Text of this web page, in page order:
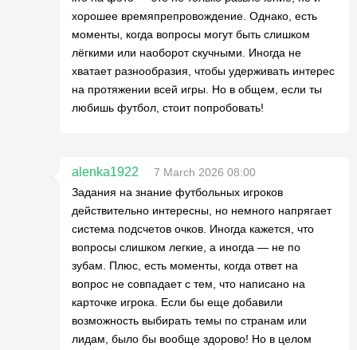
хорошее времяпрепровождение. Однако, есть
моменты, когда вопросы могут быть слишком
лёгкими или наоборот скучными. Иногда не
хватает разнообразия, чтобы удерживать интерес
на протяжении всей игры. Но в общем, если ты
любишь футбол, стоит попробовать!
alenka1922
7 March 2026 08:00
Задания на знание футбольных игроков
действительно интересны, но немного напрягает
система подсчетов очков. Иногда кажется, что
вопросы слишком легкие, а иногда — не по
зубам. Плюс, есть моменты, когда ответ на
вопрос не совпадает с тем, что написано на
карточке игрока. Если бы еще добавили
возможность выбирать темы по странам или
лидам, было бы вообще здорово! Но в целом